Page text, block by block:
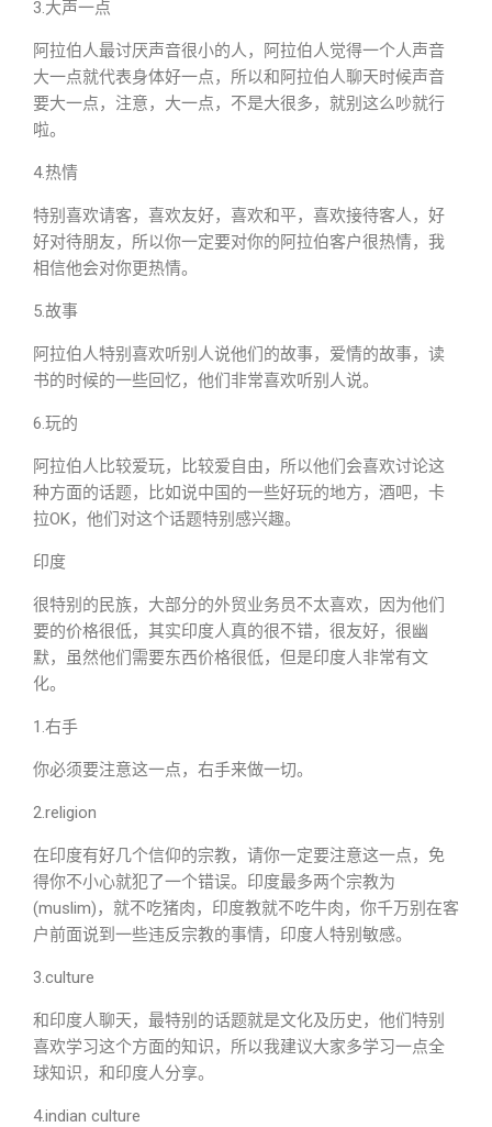
3.大声一点
阿拉伯人最讨厌声音很小的人，阿拉伯人觉得一个人声音
大一点就代表身体好一点，所以和阿拉伯人聊天时候声音
要大一点，注意，大一点，不是大很多，就别这么吵就行
啦。
4.热情
特别喜欢请客，喜欢友好，喜欢和平，喜欢接待客人，好
好对待朋友，所以你一定要对你的阿拉伯客户很热情，我
相信他会对你更热情。
5.故事
阿拉伯人特别喜欢听别人说他们的故事，爱情的故事，读
书的时候的一些回忆，他们非常喜欢听别人说。
6.玩的
阿拉伯人比较爱玩，比较爱自由，所以他们会喜欢讨论这
种方面的话题，比如说中国的一些好玩的地方，酒吧，卡
拉OK，他们对这个话题特别感兴趣。
印度
很特别的民族，大部分的外贸业务员不太喜欢，因为他们
要的价格很低，其实印度人真的很不错，很友好，很幽
默，虽然他们需要东西价格很低，但是印度人非常有文
化。
1.右手
你必须要注意这一点，右手来做一切。
2.religion
在印度有好几个信仰的宗教，请你一定要注意这一点，免
得你不小心就犯了一个错误。印度最多两个宗教为
(muslim)，就不吃猪肉，印度教就不吃牛肉，你千万别在客
户前面说到一些违反宗教的事情，印度人特别敏感。
3.culture
和印度人聊天，最特别的话题就是文化及历史，他们特别
喜欢学习这个方面的知识，所以我建议大家多学习一点全
球知识，和印度人分享。
4.indian culture